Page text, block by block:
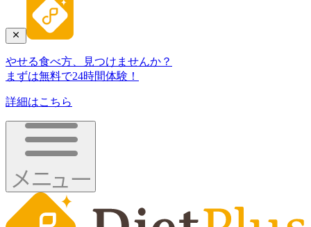
やせる食べ方、見つけませんか？
まずは無料で24時間体験！
詳細はこちら